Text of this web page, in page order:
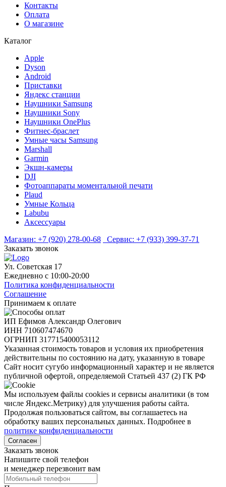
Контакты
Оплата
О магазине
Каталог
Apple
Dyson
Android
Приставки
Яндекс станции
Наушники Samsung
Наушники Sony
Наушники OnePlus
Фитнес-браслет
Умные часы Samsung
Marshall
Garmin
Экшн-камеры
DJI
Фотоаппараты моментальной печати
Plaud
Умные Кольца
Labubu
Аксессуары
Магазин: +7 (920) 278-00-68 Сервис: +7 (933) 399-37-71
Заказать звонок
Ул. Советская 17
Ежедневно с 10:00-20:00
Политика конфиденциальности
Соглашение
Принимаем к оплате
ИП Ефимов Александр Олегович
ИНН 710607474670
ОГРНИП 317715400053112
Указанная стоимость товаров и условия их приобретения
действительны по состоянию на дату, указанную в товаре
Сайт носит сугубо информационный характер и не является
публичной офертой, определяемой Статьей 437 (2) ГК РФ
Мы используем файлы cookies и сервисы аналитики (в том
числе Яндекс.Метрику) для улучшения работы сайта.
Продолжая пользоваться сайтом, вы соглашаетесь на
обработку ваших персональных данных. Подробнее в
политике конфиденциальности
Согласен
Заказать звонок
Напишите свой телефон
и менеджер перезвонит вам